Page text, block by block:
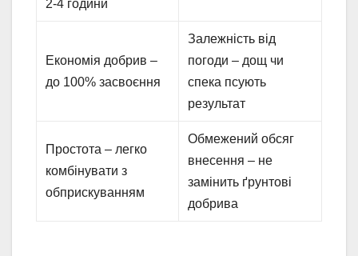
2-4 години
Економія добрив –
до 100% засвоєння
Залежність від
погоди – дощ чи
спека псують
результат
Простота – легко
комбінувати з
обприскуванням
Обмежений обсяг
внесення – не
замінить ґрунтові
добрива